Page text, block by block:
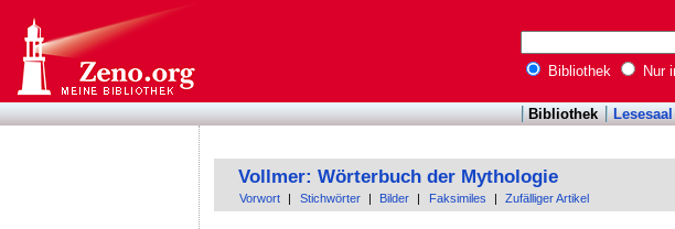
Bibliothek Nur
Bibliothek Lesesaal
Vollmer: Wörterbuch der Mythologie
Vorwort Stichwörter Bilder Faksimiles Zufälliger Artikel